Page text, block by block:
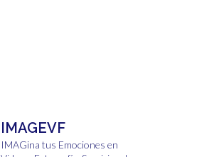
IMAGEVF
IMAGina tus Emociones en